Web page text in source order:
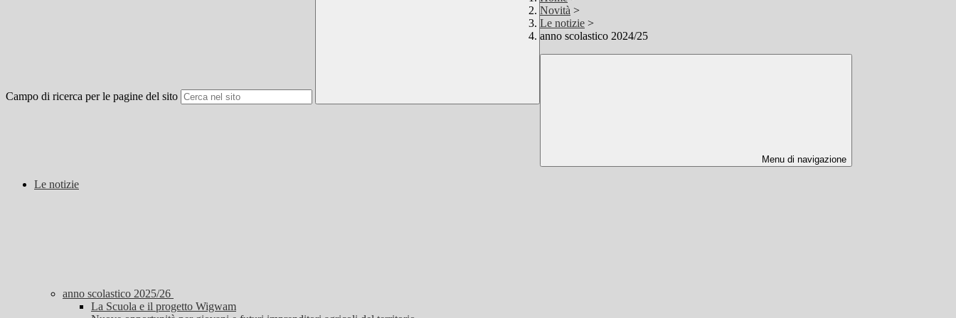
Campo di ricerca per le pagine del sito
Novità >
Le notizie >
anno scolastico 2024/25
Menu di navigazione
Le notizie
anno scolastico 2025/26
La Scuola e il progetto Wigwam